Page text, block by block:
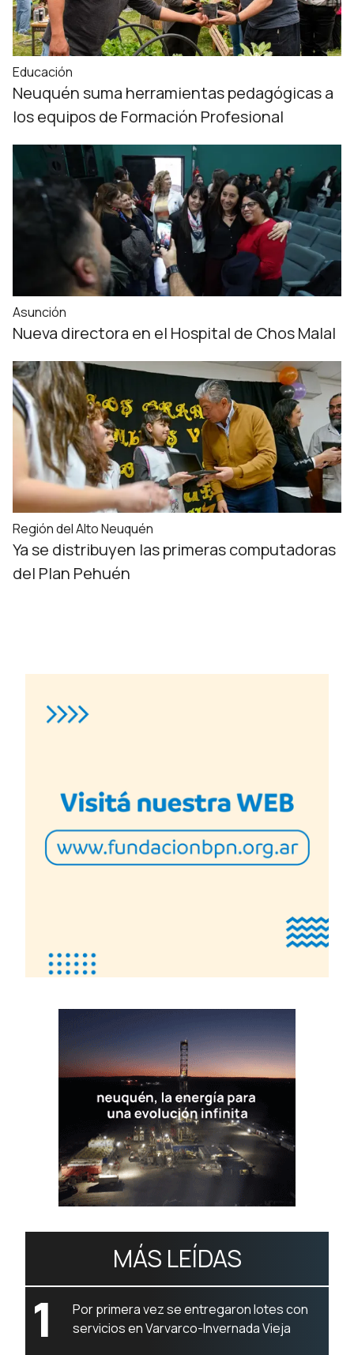
Educación
Neuquén suma herramientas pedagógicas a
los equipos de Formación Profesional
Asunción
Nueva directora en el Hospital de Chos Malal
Región del Alto Neuquén
Ya se distribuyen las primeras computadoras
del Plan Pehuén
MÁS LEÍDAS
1
Por primera vez se entregaron lotes con
servicios en Varvarco-Invernada Vieja